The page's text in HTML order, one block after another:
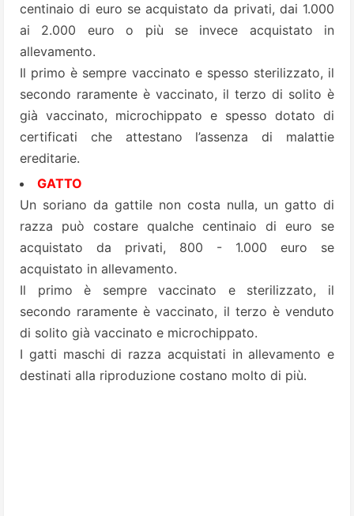
centinaio di euro se acquistato da privati, dai 1.000
ai 2.000 euro o più se invece acquistato in
allevamento.
Il primo è sempre vaccinato e spesso sterilizzato, il
secondo raramente è vaccinato, il terzo di solito è
già vaccinato, microchippato e spesso dotato di
certificati che attestano l’assenza di malattie
ereditarie.
GATTO
Un soriano da gattile non costa nulla, un gatto di
razza può costare qualche centinaio di euro se
acquistato da privati, 800 - 1.000 euro se
acquistato in allevamento.
Il primo è sempre vaccinato e sterilizzato, il
secondo raramente è vaccinato, il terzo è venduto
di solito già vaccinato e microchippato.
I gatti maschi di razza acquistati in allevamento e
destinati alla riproduzione costano molto di più.